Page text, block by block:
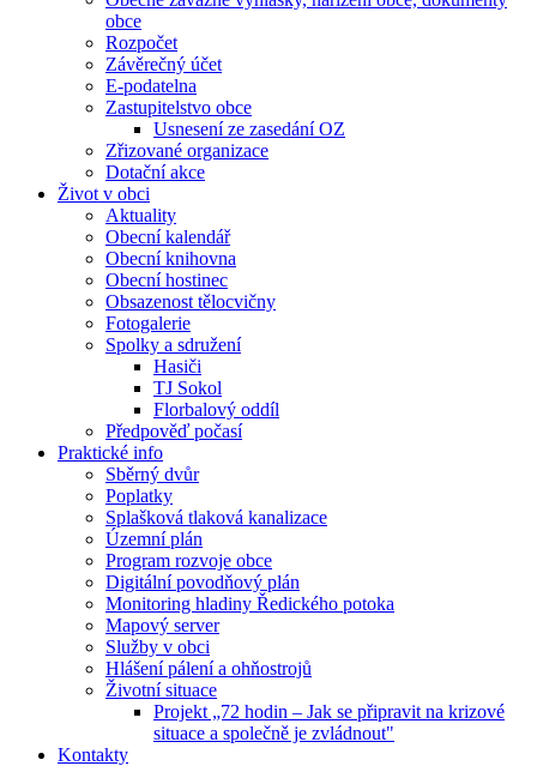
obce
Rozpočet
Závěrečný účet
E-podatelna
Zastupitelstvo obce
Usnesení ze zasedání OZ
Zřizované organizace
Dotační akce
Život v obci
Aktuality
Obecní kalendář
Obecní knihovna
Obecní hostinec
Obsazenost tělocvičny
Fotogalerie
Spolky a sdružení
Hasiči
TJ Sokol
Florbalový oddíl
Předpověď počasí
Praktické info
Sběrný dvůr
Poplatky
Splašková tlaková kanalizace
Územní plán
Program rozvoje obce
Digitální povodňový plán
Monitoring hladiny Ředického potoka
Mapový server
Služby v obci
Hlášení pálení a ohňostrojů
Životní situace
Projekt „72 hodin – Jak se připravit na krizové
situace a společně je zvládnout"
Kontakty